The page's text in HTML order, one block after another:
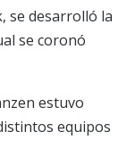
se desarrolló la
se coronó
estuvo
equipos